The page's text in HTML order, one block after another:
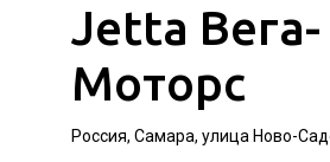
Jetta Вега-
Моторс
Россия, Самара, улица Ново-